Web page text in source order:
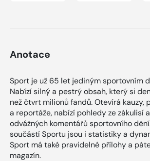
Anotace
Sport je už 65 let jediným sportovním
Nabízí silný a pestrý obsah, který si
než čtvrt milionů fandů. Otevírá kauzy,
a reportáže, nabízí pohledy ze zákulisí
odvážných komentářů sportovního
součástí Sportu jsou i statistiky a
Sport má také pravidelné přílohy a
magazín.